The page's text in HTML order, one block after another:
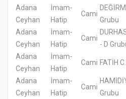
Adana
Ceyhan
İmam-
Hatip
Cami
Grubu
Adana
Ceyhan
İmam-
Hatip
Cami
- D
Adana
Ceyhan
İmam-
Hatip
Cami FATİH
Adana
Ceyhan
İmam-
Hatip
Cami
Grubu